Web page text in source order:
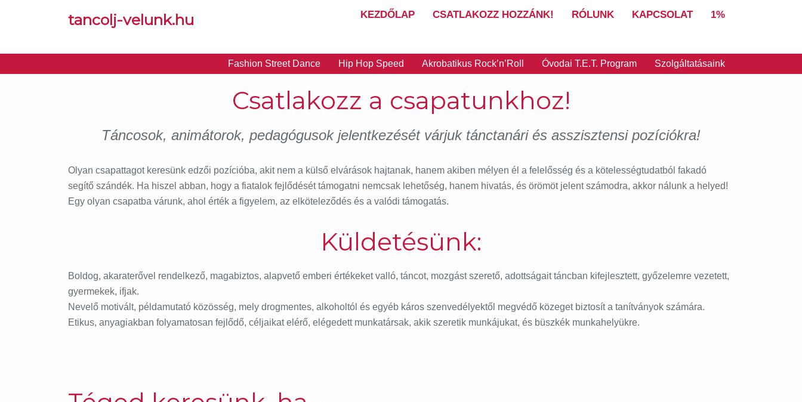
tancolj-velunk.hu KEZDŐLAP CSATLAKOZZ HOZZÁNK! RÓLUNK KAPCSOLAT 1%
Fashion Street Dance Hip Hop Speed Akrobatikus Rock’n’Roll Óvodai T.E.T. Program Szolgáltatásaink
Csatlakozz a csapatunkhoz!
Táncosok, animátorok, pedagógusok jelentkezését várjuk tánctanári és asszisztensi pozíciókra!
Olyan csapattagot keresünk edzői pozícióba, akit nem a külső elvárások hajtanak, hanem akiben mélyen él a felelősség és a kötelességtudatból fakadó
segítő szándék. Ha hiszel abban, hogy a fiatalok fejlődését támogatni nemcsak lehetőség, hanem hivatás, és örömöt jelent számodra, akkor nálunk a helyed!
Egy olyan csapatba várunk, ahol érték a figyelem, az elköteleződés és a valódi támogatás.
Küldetésünk:
Boldog, akaraterővel rendelkező, magabiztos, alapvető emberi értékeket valló, táncot, mozgást szerető, adottságait táncban kifejlesztett, győzelemre vezetett,
gyermekek, ifjak.
Nevelő motivált, példamutató közösség, mely drogmentes, alkoholtól és egyéb káros szenvedélyektől megvédő közeget biztosít a tanítványok számára.
Etikus, anyagiakban folyamatosan fejlődő, céljaikat elérő, elégedett munkatársak, akik szeretik munkájukat, és büszkék munkahelyükre.